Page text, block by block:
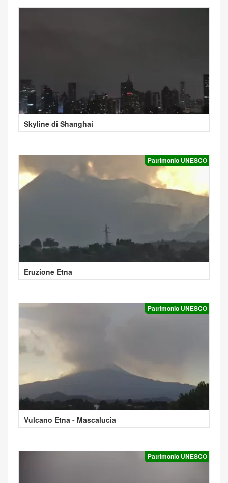
Skyline di Shanghai
Patrimonio UNESCO
Eruzione Etna
Patrimonio UNESCO
Vulcano Etna - Mascalucia
Patrimonio UNESCO